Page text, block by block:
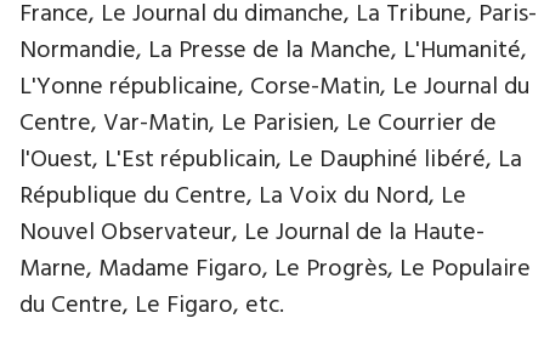
France, Le Journal du dimanche, La Tribune, Paris-
Normandie, La Presse de la Manche, L'Humanité,
L'Yonne républicaine, Corse-Matin, Le Journal du
Centre, Var-Matin, Le Parisien, Le Courrier de
l'Ouest, L'Est républicain, Le Dauphiné libéré, La
République du Centre, La Voix du Nord, Le
Nouvel Observateur, Le Journal de la Haute-
Marne, Madame Figaro, Le Progrès, Le Populaire
du Centre, Le Figaro, etc.